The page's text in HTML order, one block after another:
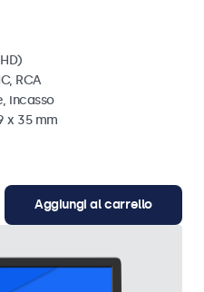
RCA
incasso
x 35 mm
Aggiungi al carrello